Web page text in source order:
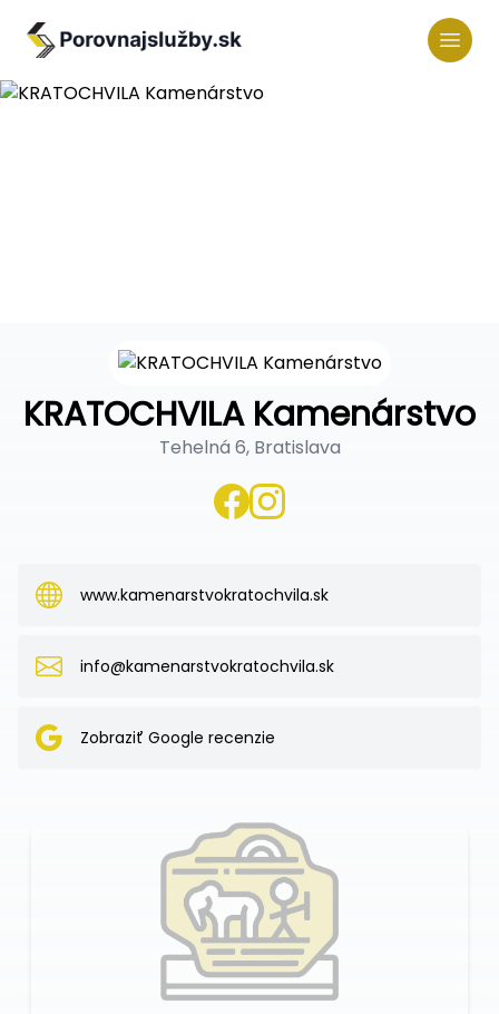
KRATOCHVILA Kamenárstvo
Tehelná 6, Bratislava
www.kamenarstvokratochvila.sk
info@kamenarstvokratochvila.sk
Zobraziť Google recenzie